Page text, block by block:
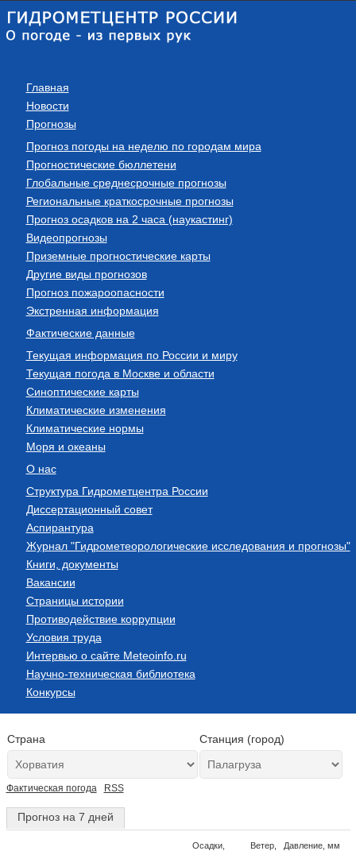
Главная
Новости
Прогнозы
Прогноз погоды на неделю по городам мира
Прогностические бюллетени
Глобальные среднесрочные прогнозы
Региональные краткосрочные прогнозы
Прогноз осадков на 2 часа (наукастинг)
Видеопрогнозы
Приземные прогностические карты
Другие виды прогнозов
Прогноз пожароопасности
Экстренная информация
Фактические данные
Текущая информация по России и миру
Текущая погода в Москве и области
Синоптические карты
Климатические изменения
Климатические нормы
Моря и океаны
О нас
Структура Гидрометцентра России
Диссертационный совет
Аспирантура
Журнал "Гидрометеорологические исследования и прогнозы"
Книги, документы
Вакансии
Страницы истории
Противодействие коррупции
Условия труда
Интервью о сайте Meteoinfo.ru
Научно-техническая библиотека
Конкурсы
Страна Станция (город)
Фактическая погода RSS
Прогноз на 7 дней
Осадки,
Ветер,
Давление, мм